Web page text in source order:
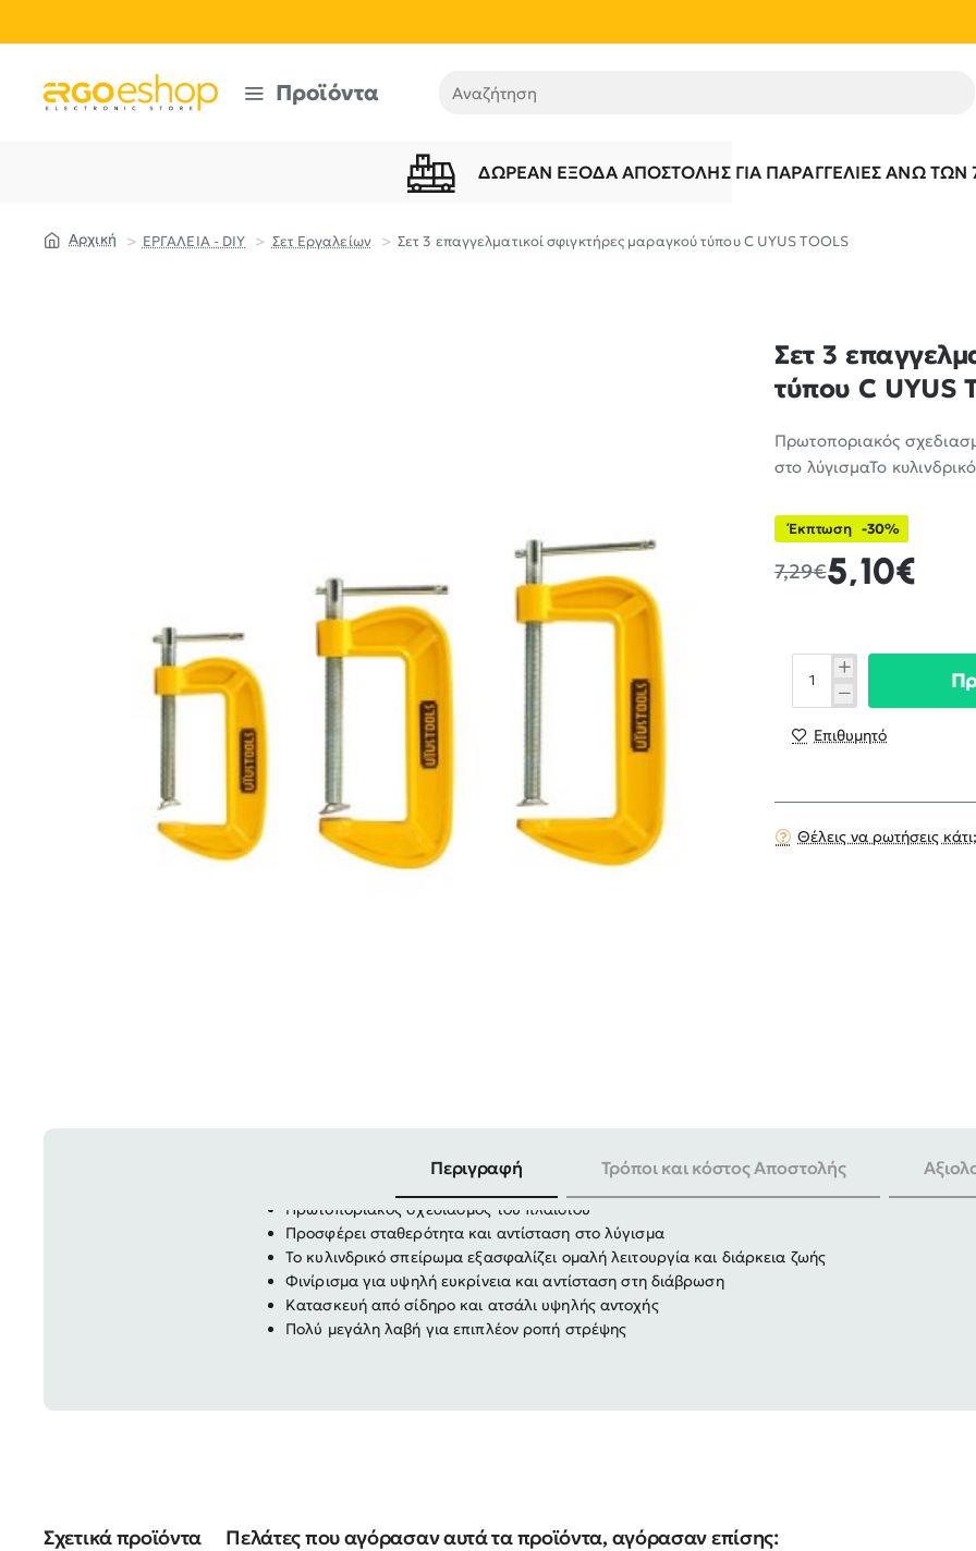
Προϊόντα Αναζήτηση
ΔΩΡΕΆΝ ΈΞΟΔΑ ΑΠΟΣΤΟΛΉΣ ΓΙΑ ΠΑΡΑΓΓΕΛΊΕΣ ΆΝΩ ΤΩΝ
ΕΡΓΑΛΕΙΑ - DIY Σετ Εργαλείων Σετ 3 επαγγελματικοί σφιγκτήρες μαραγκού τύπου C UYUS TOOLS
Σετ 3
τύπου C UYUS
Πρωτοποριακός
στο λύγισμαΤο
Έκπτωση -30%
5,10€
7,29€
Επιθυμητό
Θέλεις να ρωτήσεις κάτι;
Περιγραφή Τρόποι και κόστος Αποστολής
Πρωτοποριακός σχεδιασμός του πλαισίου
Προσφέρει σταθερότητα και αντίσταση στο λύγισμα
Το κυλινδρικό σπείρωμα εξασφαλίζει ομαλή λειτουργία και διάρκεια ζωής
Φινίρισμα για υψηλή ευκρίνεια και αντίσταση στη διάβρωση
Κατασκευή από σίδηρο και ατσάλι υψηλής αντοχής
Πολύ μεγάλη λαβή για επιπλέον ροπή στρέψης
Σχετικά προϊόντα Πελάτες που αγόρασαν αυτά τα προϊόντα, αγόρασαν επίσης: